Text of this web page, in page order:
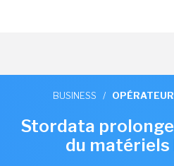
BUSINESS /
Stordata
du matériels